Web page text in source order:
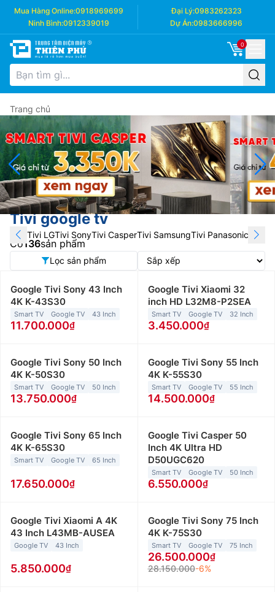
Mua Hàng Online:0918969699 Đại Lý:0983262323
Ninh Bình:0912339019 Dự Án:0983666996
0
Trang chủ
Tivi google tv
Tivi LGTivi SonyTivi CasperTivi SamsungTivi Panasonic Tivi
Có 136sản phẩm
Lọc sản phẩm
Google Tivi Sony 43 Inch
4K K-43S30
Smart TV Google TV 43 Inch
11.700.000
Google Tivi Xiaomi 32
inch HD L32M8-P2SEA
Smart TV Google TV 32 Inch
3.450.000
Google Tivi Sony 50 Inch
4K K-50S30
Smart TV Google TV 50 Inch
13.750.000
Google Tivi Sony 55 Inch
4K K-55S30
Smart TV Google TV 55 Inch
14.500.000
Google Tivi Sony 65 Inch
4K K-65S30
Smart TV Google TV 65 Inch
17.650.000
Google Tivi Casper 50
Inch 4K Ultra HD
D50UGC620
Smart TV Google TV 50 Inch
6.550.000
Google Tivi Xiaomi A 4K
43 Inch L43MB-AUSEA
Google TV 43 Inch
5.850.000
Google Tivi Sony 75 Inch
4K K-75S30
Smart TV Google TV 75 Inch
26.500.000
28.150.000-6%